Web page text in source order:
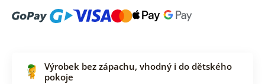
Výrobek bez zápachu, vhodný i do dětského
pokoje